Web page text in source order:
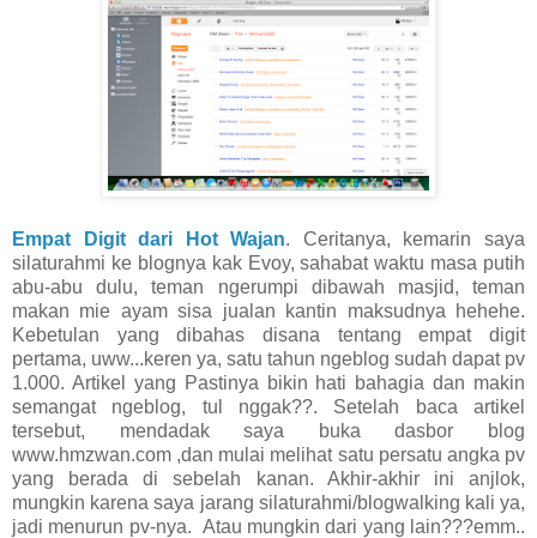
Empat Digit dari Hot Wajan. Ceritanya, kemarin saya
silaturahmi ke blognya kak Evoy, sahabat waktu masa putih
abu-abu dulu, teman ngerumpi dibawah masjid, teman
makan mie ayam sisa jualan kantin maksudnya hehehe.
Kebetulan yang dibahas disana tentang empat digit
pertama, uww...keren ya, satu tahun ngeblog sudah dapat pv
1.000. Artikel yang Pastinya bikin hati bahagia dan makin
semangat ngeblog, tul nggak??. Setelah baca artikel
tersebut, mendadak saya buka dasbor blog
www.hmzwan.com ,dan mulai melihat satu persatu angka pv
yang berada di sebelah kanan. Akhir-akhir ini anjlok,
mungkin karena saya jarang silaturahmi/blogwalking kali ya,
jadi menurun pv-nya. Atau mungkin dari yang lain???emm..